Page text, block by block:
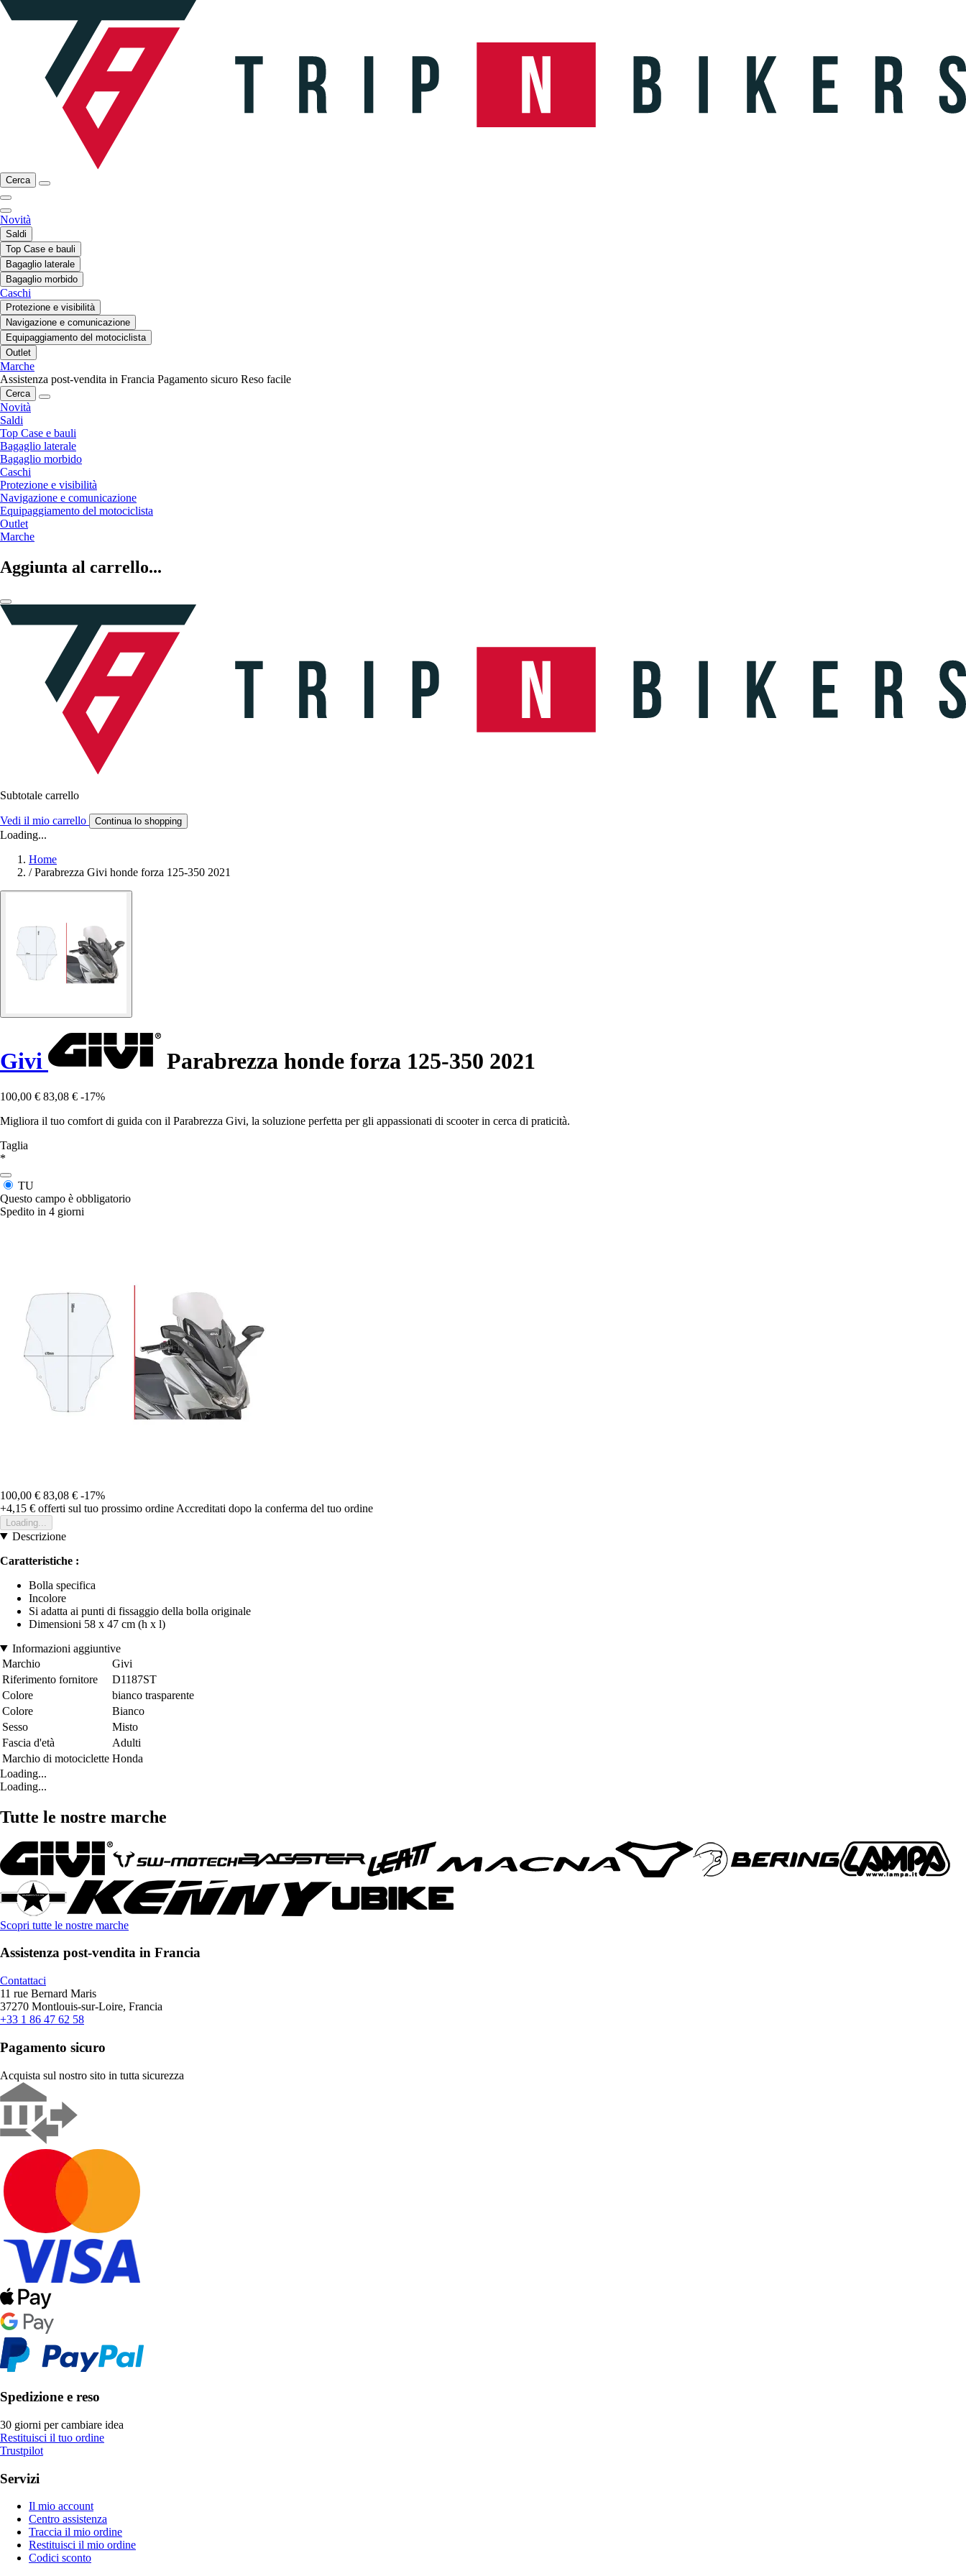
Cerca
Novità
Saldi
Top Case e bauli
Bagaglio laterale
Bagaglio morbido
Caschi
Protezione e visibilità
Navigazione e comunicazione
Equipaggiamento del motociclista
Outlet
Marche
Assistenza post-vendita in Francia Pagamento sicuro Reso facile
Cerca
Novità
Saldi
Top Case e bauli
Bagaglio laterale
Bagaglio morbido
Caschi
Protezione e visibilità
Navigazione e comunicazione
Equipaggiamento del motociclista
Outlet
Marche
Aggiunta al carrello...
Subtotale carrello
Vedi il mio carrello Continua lo shopping
Loading...
Home
/ Parabrezza Givi honde forza 125-350 2021
Givi Parabrezza honde forza 125-350 2021
100,00 € 83,08 € -17%
Migliora il tuo comfort di guida con il Parabrezza Givi, la soluzione perfetta per gli appassionati di scooter in cerca di praticità.
Taglia
*
TU
Questo campo è obbligatorio
Spedito in 4 giorni
100,00 € 83,08 € -17%
+4,15 € offerti sul tuo prossimo ordine Accreditati dopo la conferma del tuo ordine
Loading...
Descrizione
Caratteristiche :
Bolla specifica
Incolore
Si adatta ai punti di fissaggio della bolla originale
Dimensioni 58 x 47 cm (h x l)
Informazioni aggiuntive
Marchio
Givi
Riferimento fornitore
D1187ST
Colore
bianco trasparente
Colore
Bianco
Sesso
Misto
Fascia d'età
Adulti
Marchio di motociclette Honda
Loading...
Loading...
Tutte le nostre marche
Scopri tutte le nostre marche
Assistenza post-vendita in Francia
Contattaci
11 rue Bernard Maris
37270 Montlouis-sur-Loire, Francia
+33 1 86 47 62 58
Pagamento sicuro
Acquista sul nostro sito in tutta sicurezza
Spedizione e reso
30 giorni per cambiare idea
Restituisci il tuo ordine
Trustpilot
Servizi
Il mio account
Centro assistenza
Traccia il mio ordine
Restituisci il mio ordine
Codici sconto